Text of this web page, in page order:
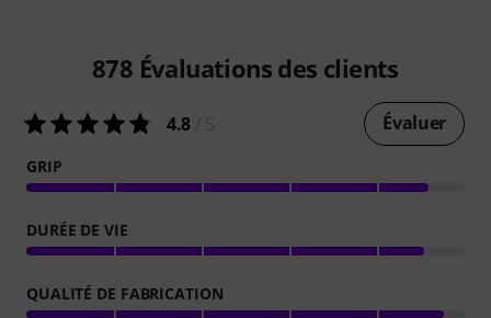
878 Évaluations des clients
4.8 Évaluer
GRIP
DURÉE DE VIE
QUALITÉ DE FABRICATION